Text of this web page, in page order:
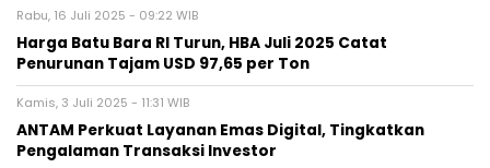
Rabu, 16 Juli 2025 - 09:22 WIB
Harga Batu Bara RI Turun, HBA Juli 2025 Catat
Penurunan Tajam USD 97,65 per Ton
Kamis, 3 Juli 2025 - 11:31 WIB
ANTAM Perkuat Layanan Emas Digital, Tingkatkan
Pengalaman Transaksi Investor